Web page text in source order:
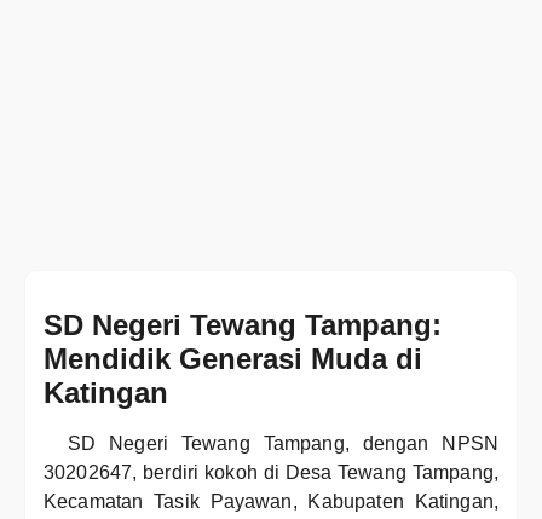
SD Negeri Tewang Tampang:
Mendidik Generasi Muda di
Katingan
SD Negeri Tewang Tampang, dengan NPSN
30202647, berdiri kokoh di Desa Tewang Tampang,
Kecamatan Tasik Payawan, Kabupaten Katingan,